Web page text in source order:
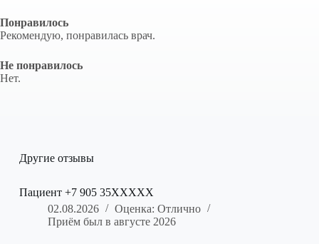
Понравилось
Рекомендую, понравилась врач.
Не понравилось
Нет.
Другие отзывы
Пациент +7 905 35XXXXX
02.08.2026
Оценка: Отлично
Приём был в августе 2026